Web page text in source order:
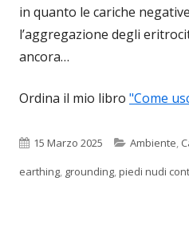
in quanto le cariche
l’aggregazione degli
ancora…
Ordina il mio libro "Come
Pubblicato
15 Marzo 2025 Categorie
Ambiente,
earthing, grounding,piedi nudi